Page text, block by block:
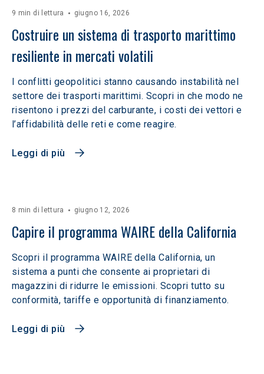
9 min di lettura giugno 16, 2026
Costruire un sistema di trasporto marittimo
resiliente in mercati volatili
I conflitti geopolitici stanno causando instabilità nel
settore dei trasporti marittimi. Scopri in che modo ne
risentono i prezzi del carburante, i costi dei vettori e
l’affidabilità delle reti e come reagire.
Leggi di più
8 min di lettura giugno 12, 2026
Capire il programma WAIRE della California
Scopri il programma WAIRE della California, un
sistema a punti che consente ai proprietari di
magazzini di ridurre le emissioni. Scopri tutto su
conformità, tariffe e opportunità di finanziamento.
Leggi di più